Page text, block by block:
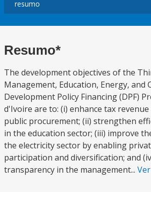
Resumo*
The development objectives of the
Management, Education, Energy, and
Development Policy Financing (DPF)
d'Ivoire are to: (i) enhance tax
public procurement; (ii) strengthen
in the education sector; (iii) improve
the electricity sector by enabling
participation and diversification; and
transparency in the management...